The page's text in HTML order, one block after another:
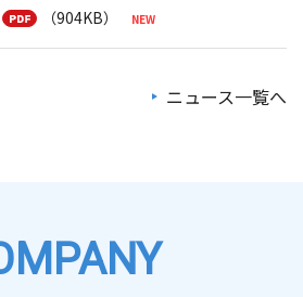
（904KB）
ニュース一覧へ